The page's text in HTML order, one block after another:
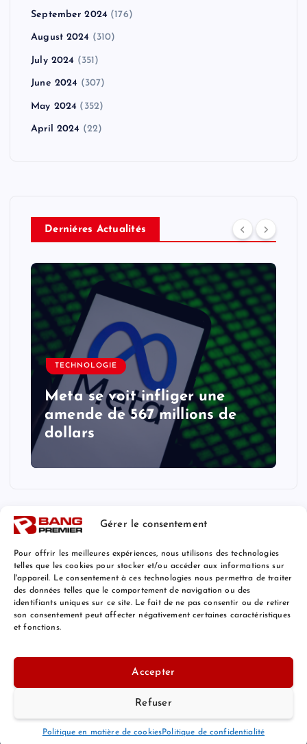
Gérer le consentement
Pour offrir les meilleures expériences, nous utilisons des technologies
telles que les cookies pour stocker et/ou accéder aux informations sur
l'appareil. Le consentement à ces technologies nous permettra de traiter
des données telles que le comportement de navigation ou des
identifiants uniques sur ce site. Le fait de ne pas consentir ou de retirer
son consentement peut affecter négativement certaines caractéristiques
et fonctions.
Accepter
Refuser
Politique en matière de cookiesPolitique de confidentialité
September 2024 (176)
August 2024 (310)
July 2024 (351)
June 2024 (307)
May 2024 (352)
April 2024 (22)
Derniéres Actualités
TECHNOLOGIE
Meta se voit infliger une
amende de 567 millions de
dollars
Mentions Légales